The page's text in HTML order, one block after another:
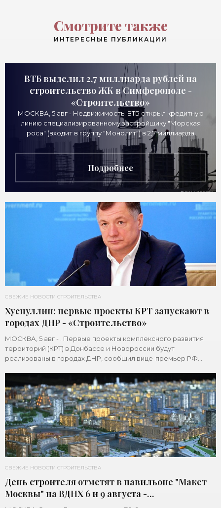
Смотрите также
ИНТЕРЕСНЫЕ ПУБЛИКАЦИИ
ВТБ выделил 2,7 миллиарда рублей на
строительство ЖК в Симферополе -
«Строительство»
МОСКВА, 5 авг - Недвижимость. ВТБ открыл кредитную
линию специализированному застройщику "Морская
роса" (входит в группу "Монолит") в 2,7 миллиарда
рублей для
Подробнее
СВЕЖИЕ НОВОСТИ СТРОИТЕЛЬСТВА
Хуснуллин: первые проекты КРТ запускают в
городах ДНР - «Строительство»
МОСКВА, 5 авг - . Первые проекты комплексного развития
территорий (КРТ) в Донбассе и Новороссии будут
реализованы в городах ДНР, сообщил вице-премьер РФ
СВЕЖИЕ НОВОСТИ СТРОИТЕЛЬСТВА
День строителя отметят в павильоне "Макет
Москвы" на ВДНХ 6 и 9 августа -
«Строительство»